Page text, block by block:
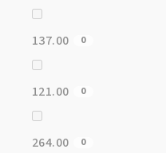
137.00 0
121.00 0
264.00 0